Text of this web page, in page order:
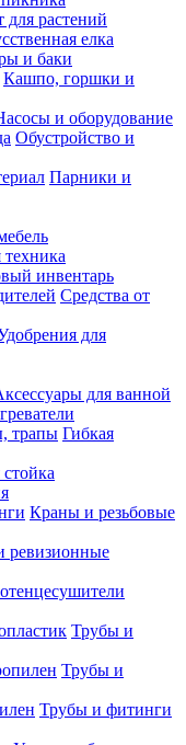
для растений
елка
и баки
Кашпо, горшки и
и оборудование
Обустройство и
Парники и
техника
инвентарь
Средства от
для
для ванной
Гибкая
Краны и резьбовые
ревизионные
Трубы и
Трубы и
Трубы и фитинги